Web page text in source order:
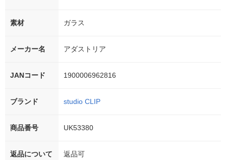
素材 ガラス
メーカー名 アダストリア
JANコード 1900006962816
ブランド studio CLIP
商品番号 UK53380
返品について
返品可